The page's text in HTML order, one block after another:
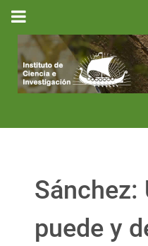
Sánchez:
puede y